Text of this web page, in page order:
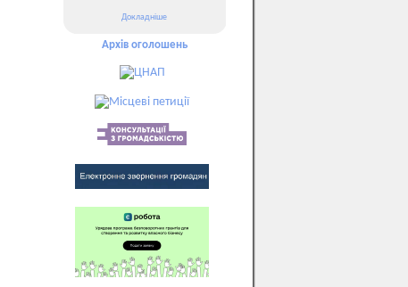
Докладніше
Архів оголошень